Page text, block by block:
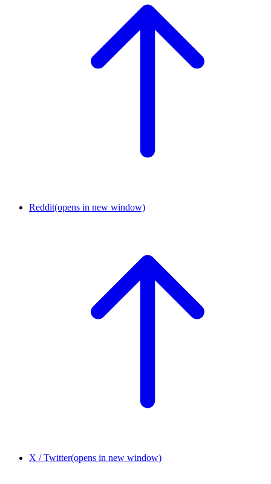
Reddit(opens in new window)
X / Twitter(opens in new window)